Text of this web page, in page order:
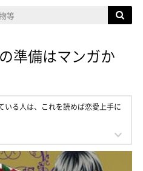
準備はマンガか
る人は、これを読めば恋愛上手に